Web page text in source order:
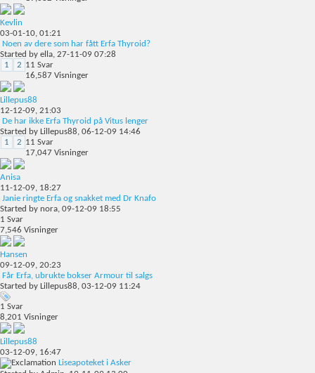
Kevlin
03-01-10, 01:21
Noen av dere som har fått Erfa Thyroid?
Started by ella, 27-11-09 07:28
1
2 11 Svar
16,587 Visninger
Lillepus88
12-12-09, 21:03
De har ikke Erfa Thyroid på Vitus lenger
Started by Lillepus88, 06-12-09 14:46
1
2 11 Svar
17,047 Visninger
Anisa
11-12-09, 18:27
Janie ringte Erfa og snakket med Dr Knafo
Started by nora, 09-12-09 18:55
1 Svar
7,546 Visninger
Hansen
09-12-09, 20:23
Får Erfa, ubrukte bokser Armour til salgs
Started by Lillepus88, 03-12-09 11:24
1 Svar
8,201 Visninger
Lillepus88
03-12-09, 16:47
Liseapoteket i Asker